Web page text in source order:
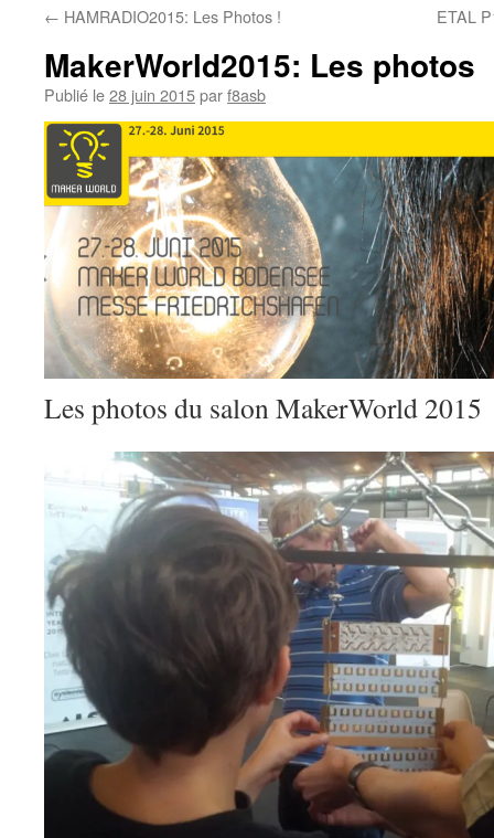
← HAMRADIO2015: Les Photos ! ETAL
MakerWorld2015: Les photos
Publié le28 juin 2015parf8asb
Les photos du salon MakerWorld 2015